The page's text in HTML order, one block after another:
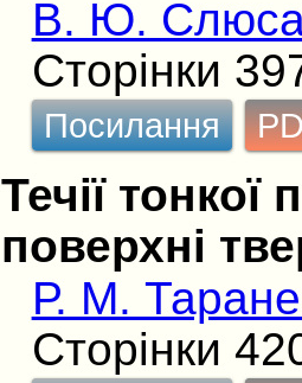
В. Ю.
Сторінки
Посилання
Течії
поверхні
Р. М.
Сторінки